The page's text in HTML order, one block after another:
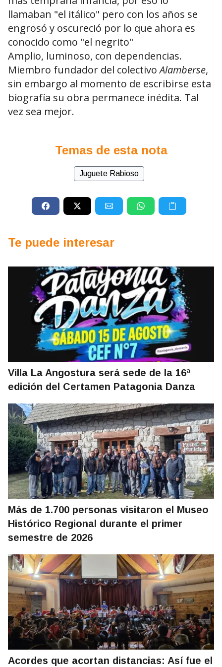
llamaban "el itálico" pero con los años se
engrosó y oscureció por lo que ahora es
conocido como "el negrito"
Amplio, luminoso, con dependencias.
Miembro fundador del colectivoAlamberse,
sin embargo al momento de escribirse esta
biografía su obra permanece inédita. Tal
vez sea mejor.
Temas de esta nota
Juguete Rabioso
Te puede interesar
Villa La Angostura será sede de la 16ª
edición del Certamen Patagonia Danza
Más de 1.700 personas visitaron el Museo
Histórico Regional durante el primer
semestre de 2026
Acordes que acortan distancias: Así fue el